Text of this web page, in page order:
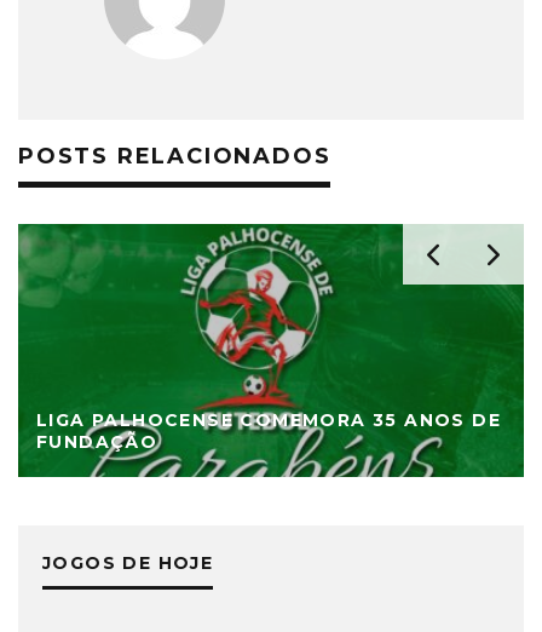
POSTS RELACIONADOS
LIGA PALHOCENSE COMEMORA 35 ANOS DE
FUNDAÇÃO
JOGOS DE HOJE